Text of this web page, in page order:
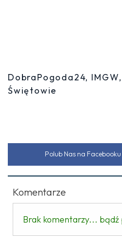
DobraPogoda24,
Świętowie
Polub Nas na Facebooku
Komentarze
Brak komentarzy... bądź